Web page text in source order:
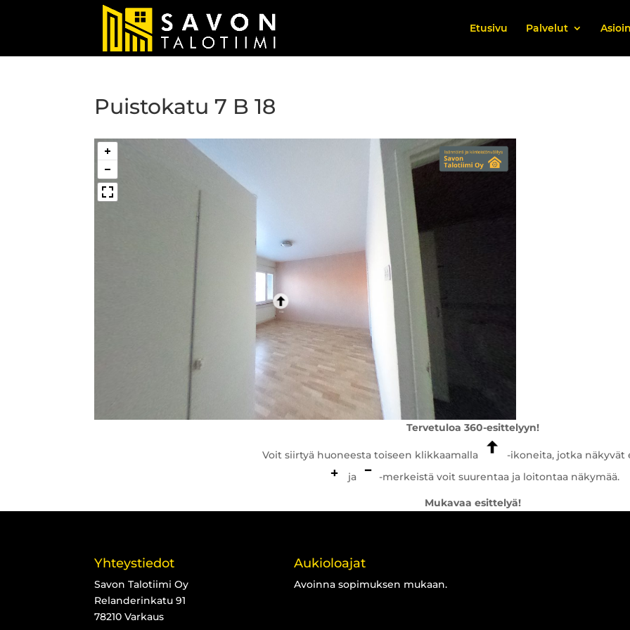
Etusivu Palvelut
Puistokatu 7 B 18
Tervetuloa 360-esittelyyn!
Voit siirtyä huoneesta toiseen klikkaamalla
-ikoneita, jotka näkyvät
ja
-merkeistä voit suurentaa ja loitontaa näkymää.
Mukavaa esittelyä!
Yhteystiedot
Savon Talotiimi Oy
Relanderinkatu 91
78210 Varkaus
Aukioloajat
Avoinna sopimuksen mukaan.